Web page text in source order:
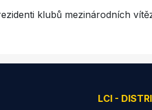
klubů mezinárodních
LCI -